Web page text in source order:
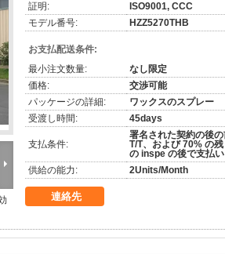
証明:
ISO9001, CCC
モデル番号:
HZZ5270THB
お支払配送条件:
最小注文数量:
なし限定
価格:
交渉可能
パッケージの詳細:
ワックスのスプレー
受渡し時間:
45days
支払条件:
署名された契約の後
T/T、および 70% の
の inspe の後で支払
供給の能力:
2Units/Month
連絡先